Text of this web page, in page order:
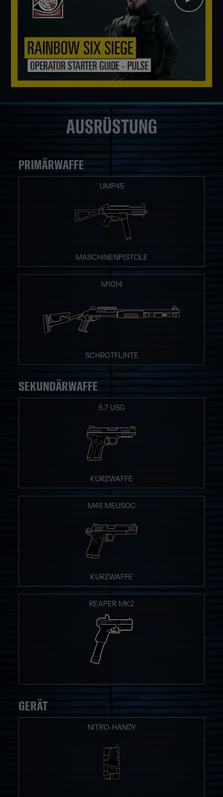
AUSRÜSTUNG
PRIMÄRWAFFE
UMP45
MASCHINENPISTOLE
M1014
SCHROTFLINTE
SEKUNDÄRWAFFE
5.7 USG
KURZWAFFE
M45 MEUSOC
KURZWAFFE
REAPER MK2
GERÄT
NITRO-HANDY